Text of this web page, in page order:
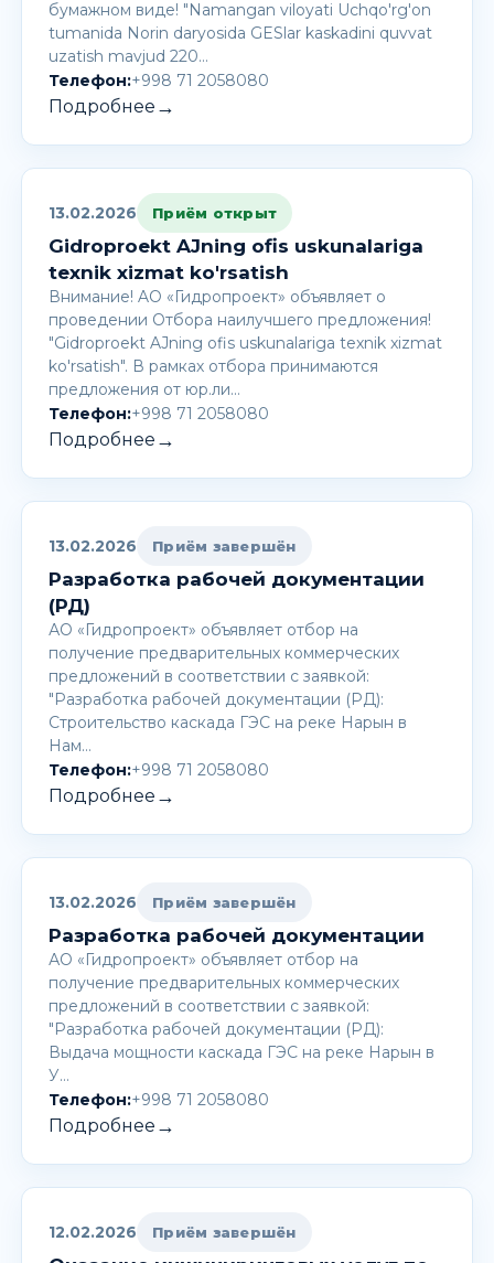
бумажном виде! "Namangan viloyati Uchqo'rg'on
tumanida Norin daryosida GESlar kaskadini quvvat
uzatish mavjud 220…
Телефон:+998 71 2058080
Подробнее →
13.02.2026 Приём открыт
Gidroproekt AJning ofis uskunalariga
texnik xizmat ko'rsatish
Внимание! AО «Гидропроект» объявляет о
проведении Отбора наилучшего предложения!
"Gidroproekt AJning ofis uskunalariga texnik xizmat
ko'rsatish". В рамках отбора принимаются
предложения от юр.ли…
Телефон:+998 71 2058080
Подробнее →
13.02.2026 Приём завершён
Разработка рабочей документации
(РД)
АО «Гидропроект» объявляет отбор на
получение предварительных коммерческих
предложений в соответствии с заявкой:
"Разработка рабочей документации (РД):
Строительство каскада ГЭС на реке Нарын в
Нам…
Телефон:+998 71 2058080
Подробнее →
13.02.2026 Приём завершён
Разработка рабочей документации
АО «Гидропроект» объявляет отбор на
получение предварительных коммерческих
предложений в соответствии с заявкой:
"Разработка рабочей документации (РД):
Выдача мощности каскада ГЭС на реке Нарын в
У…
Телефон:+998 71 2058080
Подробнее →
12.02.2026 Приём завершён